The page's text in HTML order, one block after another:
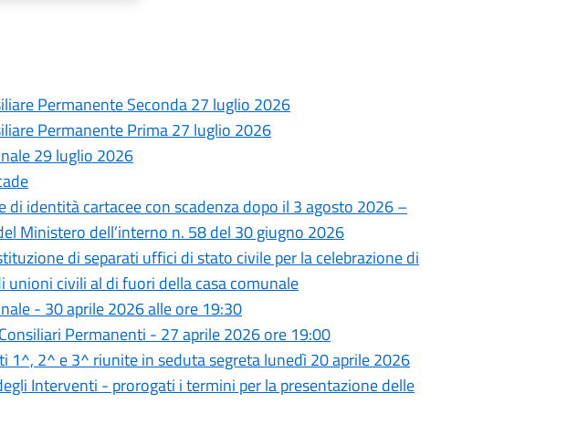
Permanente Seconda 27 luglio 2026
Permanente Prima 27 luglio 2026
29 luglio 2026
identità cartacee con scadenza dopo il 3 agosto 2026 –
Ministero dell’interno n. 58 del 30 giugno 2026
di separati uffici di stato civile per la celebrazione di
civili al di fuori della casa comunale
- 30 aprile 2026 alle ore 19:30
Permanenti - 27 aprile 2026 ore 19:00
1^, 2^ e 3^ riunite in seduta segreta lunedì 20 aprile 2026
Interventi - prorogati i termini per la presentazione delle